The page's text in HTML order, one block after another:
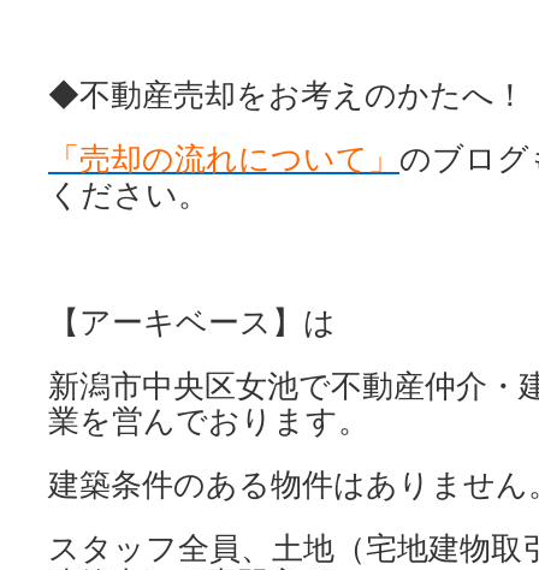
◆不動産売却をお考えのかたへ！
「売却の流れについて」 のブログ
ください。
【アーキベース】は
新潟市中央区女池で不動産仲介・
業を営んでおります。
建築条件のある物件はありません
スタッフ全員、土地（宅地建物取